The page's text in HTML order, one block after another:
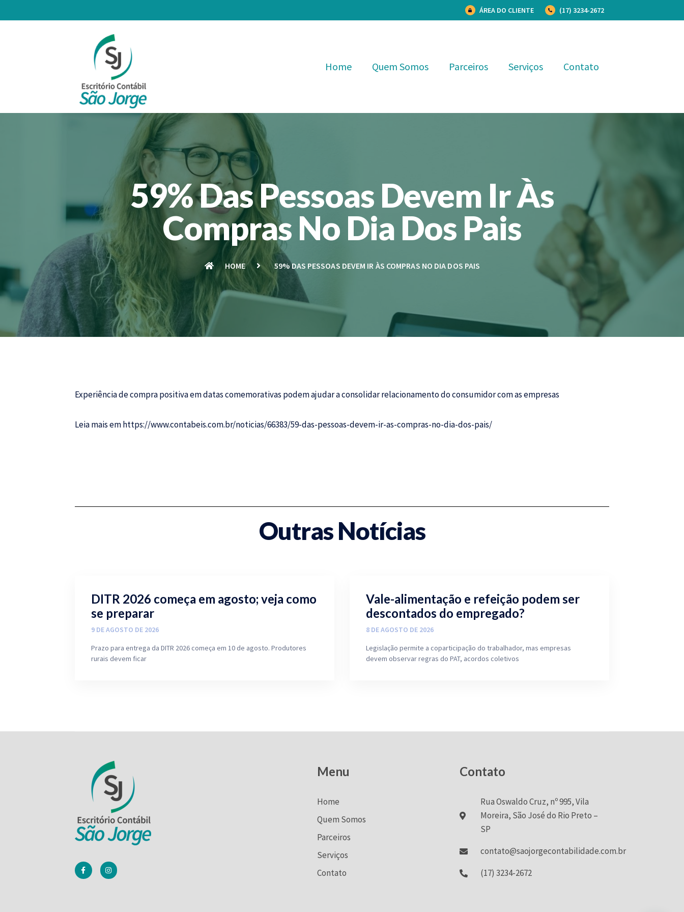
ÁREA DO CLIENTE (17) 3234-2672
Home Quem Somos Parceiros Serviços Contato
59% Das Pessoas Devem Ir Às
Compras No Dia Dos Pais
HOME 59% DAS PESSOAS DEVEM IR ÀS COMPRAS NO DIA DOS PAIS
Experiência de compra positiva em datas comemorativas podem ajudar a consolidar relacionamento do consumidor com as empresas
Leia mais emhttps://www.contabeis.com.br/noticias/66383/59-das-pessoas-devem-ir-as-compras-no-dia-dos-pais/
Outras Notícias
DITR 2026 começa em agosto; veja como
se preparar
9 DE AGOSTO DE 2026
Prazo para entrega da DITR 2026 começa em 10 de agosto. Produtores
rurais devem ficar
Vale-alimentação e refeição podem ser
descontados do empregado?
8 DE AGOSTO DE 2026
Legislação permite a coparticipação do trabalhador, mas empresas
devem observar regras do PAT, acordos coletivos
Menu
Home
Quem Somos
Parceiros
Serviços
Contato
Contato
Rua Oswaldo Cruz, nº 995, Vila
Moreira, São José do Rio Preto –
SP
contato@saojorgecontabilidade.com.br
(17) 3234-2672